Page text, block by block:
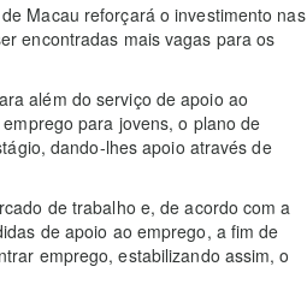
Macau reforçará o investimento nas
encontradas mais vagas para os
além do serviço de apoio ao
para jovens, o plano de
dando-lhes apoio através de
de trabalho e, de acordo com a
de apoio ao emprego, a fim de
emprego, estabilizando assim, o